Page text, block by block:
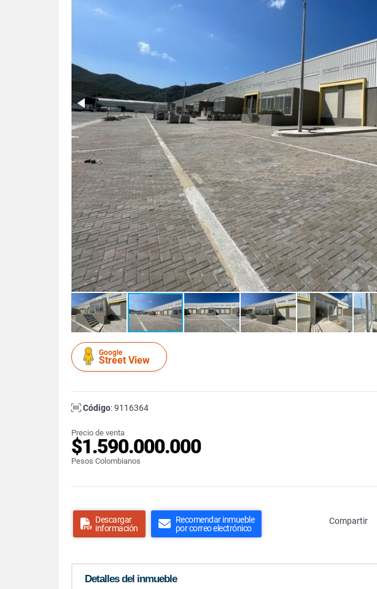
Google
Street View
Código: 9116364
Precio de venta
$1.590.000.000
Pesos Colombianos
Descargar
información
Recomendar inmueble
por correo electrónico
Compartir
Detalles del inmueble